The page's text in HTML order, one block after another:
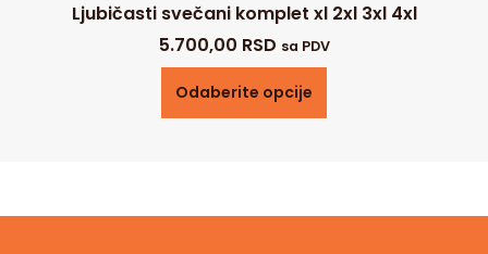
Ljubičasti svečani komplet xl 2xl 3xl 4xl
5.700,00 RSD sa PDV
Odaberite opcije